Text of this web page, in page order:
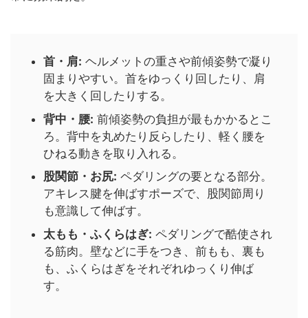
首・肩: ヘルメットの重さや前傾姿勢で凝り
固まりやすい。首をゆっくり回したり、肩
を大きく回したりする。
背中・腰: 前傾姿勢の負担が最もかかるとこ
ろ。背中を丸めたり反らしたり、軽く腰を
ひねる動きを取り入れる。
股関節・お尻: ペダリングの要となる部分。
アキレス腱を伸ばすポーズで、股関節周り
も意識して伸ばす。
太もも・ふくらはぎ: ペダリングで酷使され
る筋肉。壁などに手をつき、前もも、裏も
も、ふくらはぎをそれぞれゆっくり伸ば
す。